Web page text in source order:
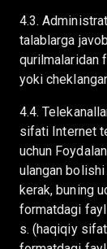
4.3.
talablarga
qurilmalaridan
yoki
4.4.
sifati Internet
uchun
ulangan
kerak, buning
formatdagi
s. (haqiqiy